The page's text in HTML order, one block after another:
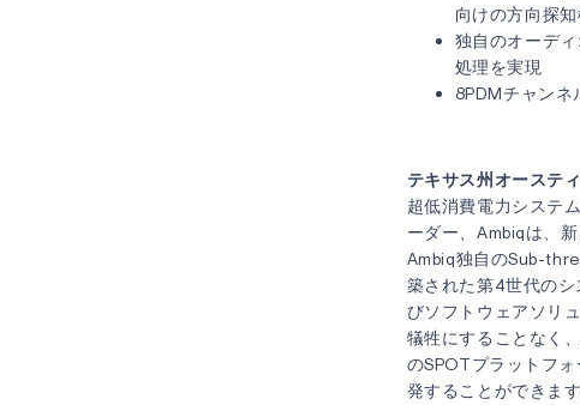
向けの方向探
独自のオーデ
処理を実現
8PDMチャンネ
テキサス州オーステ
超低消費電力システ
ーダー、Ambiqは、
Ambiq独自のSub-
築された第4世代の
びソフトウェアソリ
犠牲にすることなく
のSPOTプラットフ
発することができま